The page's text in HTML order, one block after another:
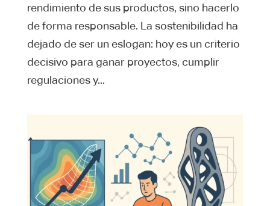
rendimiento de sus productos, sino hacerlo
de forma responsable. La sostenibilidad ha
dejado de ser un eslogan: hoy es un criterio
decisivo para ganar proyectos, cumplir
regulaciones y...